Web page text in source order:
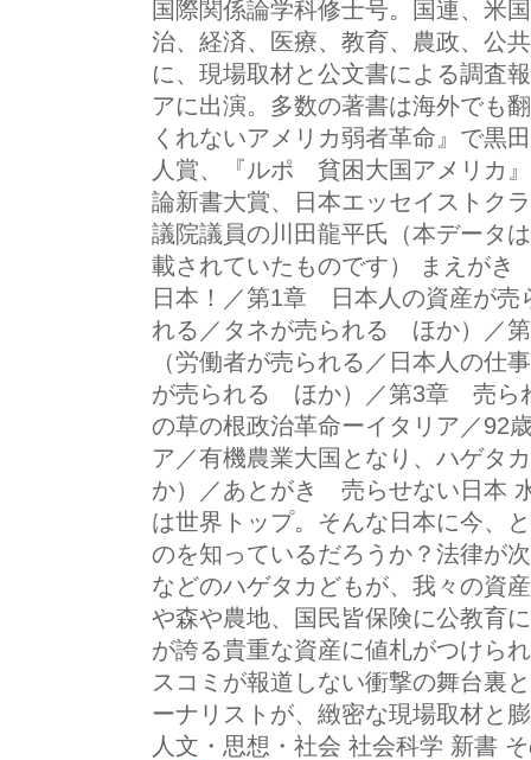
国際関係論学科修士号。国連、米
治、経済、医療、教育、農政、公
に、現場取材と公文書による調査
アに出演。多数の著書は海外でも
くれないアメリカ弱者革命』で黒
人賞、『ルポ 貧困大国アメリカ
論新書大賞、日本エッセイストク
議院議員の川田龍平氏（本データ
載されていたものです） まえが
日本！／第1章 日本人の資産が売
れる／タネが売られる ほか）／
（労働者が売られる／日本人の仕
が売られる ほか）／第3章 売ら
の草の根政治革命ーイタリア／92
ア／有機農業大国となり、ハゲタ
か）／あとがき 売らせない日本
は世界トップ。そんな日本に今、
のを知っているだろうか？法律が
などのハゲタカどもが、我々の資
や森や農地、国民皆保険に公教育
が誇る貴重な資産に値札がつけら
スコミが報道しない衝撃の舞台裏
ーナリストが、緻密な現場取材と
人文・思想・社会 社会科学 新書